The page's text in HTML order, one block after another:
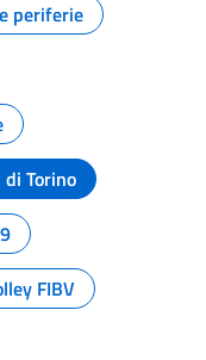
periferie
di Torino
FIBV